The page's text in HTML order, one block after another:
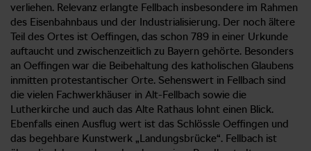
verliehen. Relevanz erlangte Fellbach insbesondere im Rahmen
des Eisenbahnbaus und der Industrialisierung. Der noch ältere
Teil des Ortes ist Oeffingen, das schon 789 in einer Urkunde
auftaucht und zwischenzeitlich zu Bayern gehörte. Besonders
an Oeffingen war die Beibehaltung des katholischen Glaubens
inmitten protestantischer Orte. Sehenswert in Fellbach sind
die vielen Fachwerkhäuser in Alt-Fellbach sowie die
Lutherkirche und auch das Alte Rathaus lohnt einen Blick.
Ebenfalls einen Ausflug wert ist das Schlössle Oeffingen und
das begehbare Kunstwerk „Landungsbrücke“. Fellbach ist